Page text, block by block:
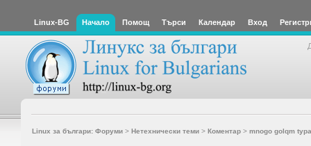
Linux-BG Начало Помощ Търси Календар Вход
Linux за българи: Форуми> Нетехнически теми> Коментар> mnogo golqm